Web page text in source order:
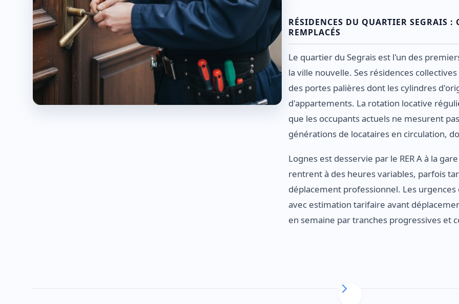
RÉSIDENCES DU QUARTIER SEGRAIS
REMPLACÉS
Le quartier du Segrais est l'un des
la ville nouvelle. Ses résidences
des portes palières dont les cylindres
d'appartements. La rotation locative
que les occupants actuels ne mesurent
générations de locataires en circulation,
Lognes est desservie par le RER A à la
rentrent à des heures variables, parfois
déplacement professionnel. Les
avec estimation tarifaire avant
en semaine par tranches progressives et